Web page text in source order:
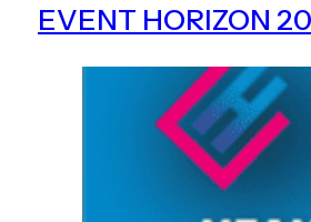
EVENT HORIZON